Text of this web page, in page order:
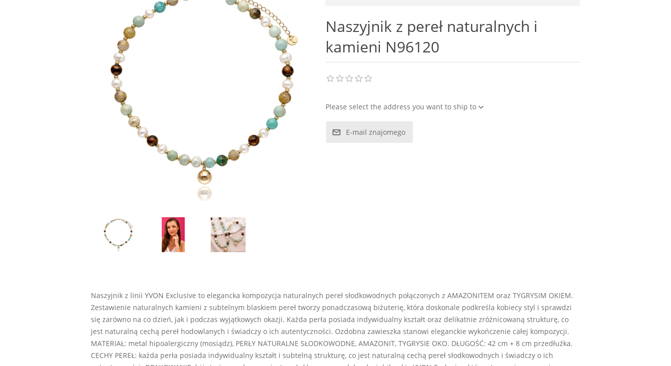
Naszyjnik z pereł naturalnych i
kamieni N96120
Please select the address you want to ship to
E-mail znajomego
Naszyjnik z linii YVON Exclusive to elegancka kompozycja naturalnych pereł słodkowodnych połączonych z AMAZONITEM oraz TYGRYSIM OKIEM.
Zestawienie naturalnych kamieni z subtelnym blaskiem pereł tworzy ponadczasową biżuterię, która doskonale podkreśla kobiecy styl i sprawdzi
się zarówno na co dzień, jak i podczas wyjątkowych okazji. Każda perła posiada indywidualny kształt oraz delikatnie zróżnicowaną strukturę, co
jest naturalną cechą pereł hodowlanych i świadczy o ich autentyczności. Ozdobna zawieszka stanowi eleganckie wykończenie całej kompozycji.
MATERIAŁ: metal hipoalergiczny (mosiądz), PERŁY NATURALNE SŁODKOWODNE, AMAZONIT, TYGRYSIE OKO. DŁUGOŚĆ: 42 cm + 8 cm przedłużka.
CECHY PEREŁ: każda perła posiada indywidualny kształt i subtelną strukturę, co jest naturalną cechą pereł słodkowodnych i świadczy o ich